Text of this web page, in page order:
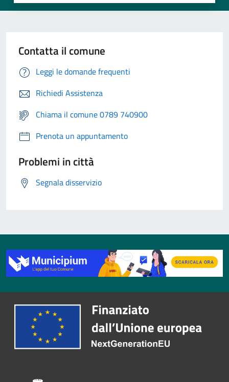
Contatta il comune
Leggi le domande frequenti
Richiedi Assistenza
Chiama il comune 0789 740900
Prenota un appuntamento
Problemi in città
Segnala disservizio